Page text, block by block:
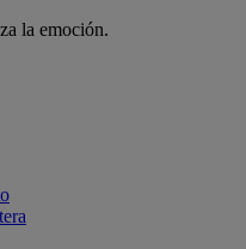
la emoción.